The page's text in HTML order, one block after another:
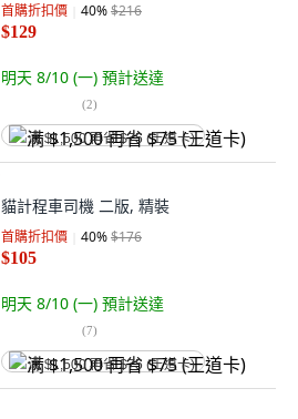
首購折扣價 40%$216
$129
明天 8/10 (一) 預計送達
(2)
满 $1,500 再省 $75 (王道卡)
貓計程車司機 二版, 精裝
首購折扣價 40%$176
$105
明天 8/10 (一) 預計送達
(7)
满 $1,500 再省 $75 (王道卡)